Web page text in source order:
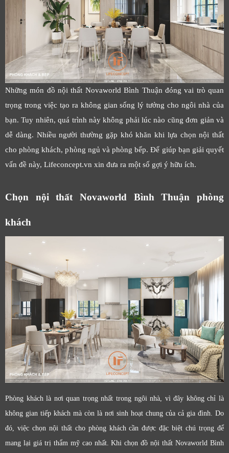
Những món đồ nội thất Novaworld Bình Thuận đóng vai trò quan
trọng trong việc tạo ra không gian sống lý tưởng cho ngôi nhà của
bạn. Tuy nhiên, quá trình này không phải lúc nào cũng đơn giản và
dễ dàng. Nhiều người thường gặp khó khăn khi lựa chọn nội thất
cho phòng khách, phòng ngủ và phòng bếp. Để giúp bạn giải quyết
vấn đề này, Lifeconcept.vn xin đưa ra một số gợi ý hữu ích.
Chọn nội thất Novaworld Bình Thuận phòng
khách
Phòng khách là nơi quan trọng nhất trong ngôi nhà, vì đây không chỉ là
không gian tiếp khách mà còn là nơi sinh hoạt chung của cả gia đình. Do
đó, việc chọn nội thất cho phòng khách cần được đặc biệt chú trọng để
mang lại giá trị thẩm mỹ cao nhất. Khi chọn đồ nội thất Novaworld Bình